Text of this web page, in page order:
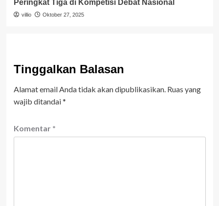
Peringkat Tiga di Kompetisi Debat Nasional
villio Oktober 27, 2025
Tinggalkan Balasan
Alamat email Anda tidak akan dipublikasikan. Ruas yang
wajib ditandai*
Komentar *